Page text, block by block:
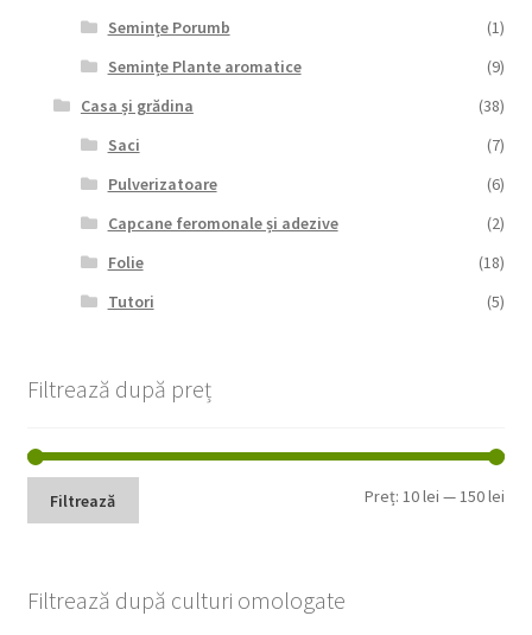
Semințe Porumb
(1)
Semințe Plante aromatice
(9)
Casa și grădina
(38)
Saci
(7)
Pulverizatoare
(6)
Capcane feromonale și adezive
(2)
Folie
(18)
Tutori
(5)
Filtrează după preț
Filtrează Preț:10 lei —150 lei
Filtrează după culturi omologate